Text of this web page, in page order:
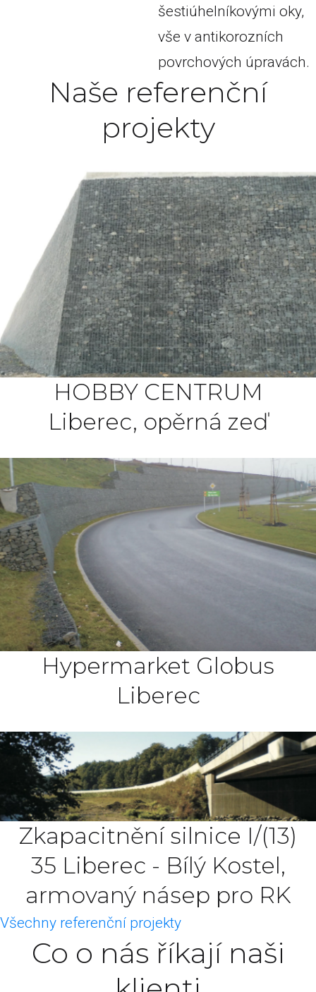
šestiúhelníkovými oky,
vše v antikorozních
povrchových úpravách.
Naše referenční
projekty
HOBBY CENTRUM
Liberec, opěrná zeď
Hypermarket Globus
Liberec
Zkapacitnění silnice I/(13)
35 Liberec - Bílý Kostel,
armovaný násep pro RK
Všechny referenční projekty
Co o nás říkají naši